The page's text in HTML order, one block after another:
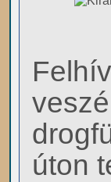
úton